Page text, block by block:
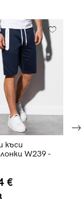
къси
W239 -
€